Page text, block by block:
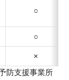
○
○
×
防支援事業所